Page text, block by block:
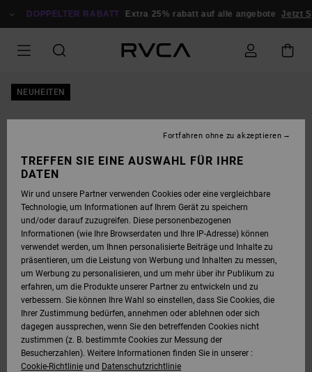
ZUR
DOPPELTER RABATT Extra 25% rabatt auf alle angebote Jetzt
NEUHEITEN
TREFFEN SIE EINE AUSWAHL FÜR IHRE
DATEN
Wir und unsere Partner verwenden Cookies oder eine vergleichbare
Technologie, um Informationen auf Ihrem Gerät zu speichern
und/oder darauf zuzugreifen. Diese personenbezogenen
Informationen (wie Ihre Browserdaten und Ihre IP-Adresse) können
verwendet werden, um Ihnen personalisierte Beiträge und Inhalte zu
präsentieren, um die Leistung von Werbung und Inhalten zu messen,
um Werbung zu personalisieren, und um mehr über ihr Publikum zu
erfahren, um die Produkte unserer Partner zu entwickeln und zu
verbessern. Sie können Ihre Wahl so einstellen, dass Sie Cookies, die
Ihrer Zustimmung bedürfen, annehmen oder ablehnen oder sich
dagegen aussprechen, wenn Sie den betreffenden Cookies nicht
zustimmen (z. B. bestimmte Cookies zur Messung der
Besucherzahlen). Weitere Informationen finden Sie in unserer :
Cookie-Richtlinie und Datenschutzrichtlinie
Fortfahren ohne zu akzeptieren